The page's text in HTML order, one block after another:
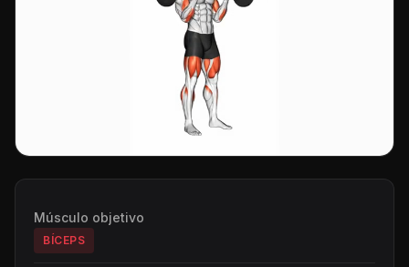
Músculo objetivo
BÍCEPS